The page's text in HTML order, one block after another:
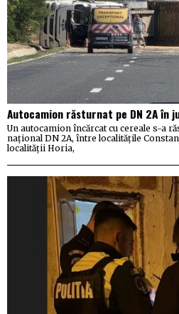
Autocamion răsturnat pe DN 2A în
Un autocamion încărcat cu cereale s-a
național DN 2A, între localitățile
localității Horia,